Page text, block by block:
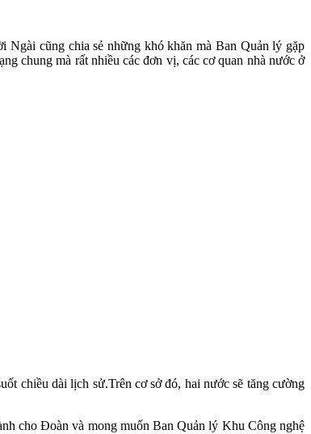
Ngài cũng chia sẻ những khó khăn mà Ban Quản lý gặp
chung mà rất nhiều các đơn vị, các cơ quan nhà nước ở
chiều dài lịch sử.Trên cơ sở đó, hai nước sẽ tăng cường
cho Đoàn và mong muốn Ban Quản lý Khu Công nghệ